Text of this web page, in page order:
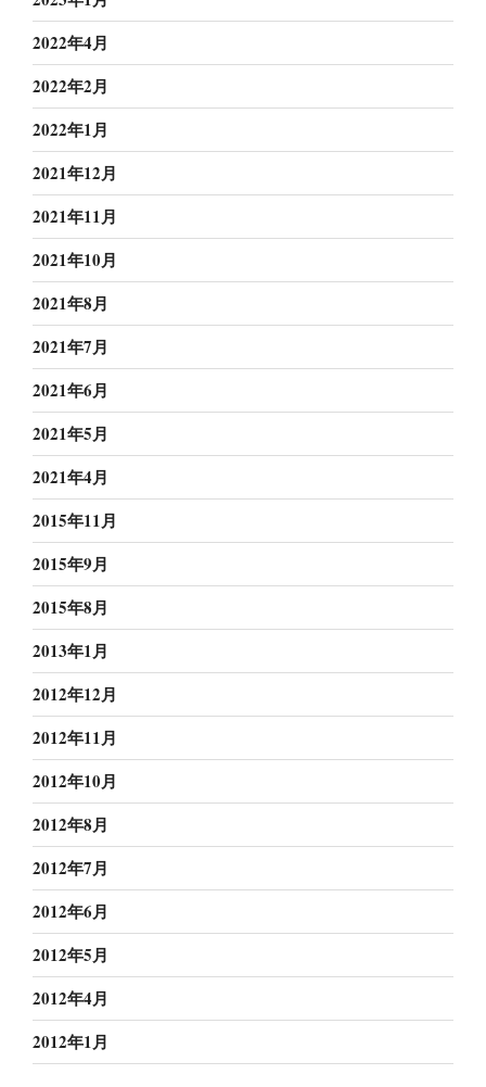
2022年4月
2022年2月
2022年1月
2021年12月
2021年11月
2021年10月
2021年8月
2021年7月
2021年6月
2021年5月
2021年4月
2015年11月
2015年9月
2015年8月
2013年1月
2012年12月
2012年11月
2012年10月
2012年8月
2012年7月
2012年6月
2012年5月
2012年4月
2012年1月